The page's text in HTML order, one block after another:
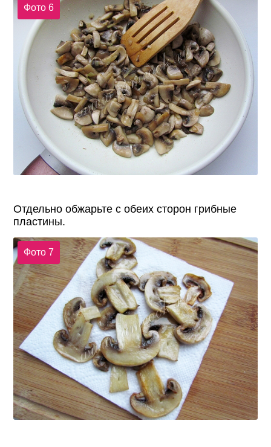
Фото 6
Отдельно обжарьте с обеих сторон грибные
пластины.
Фото 7